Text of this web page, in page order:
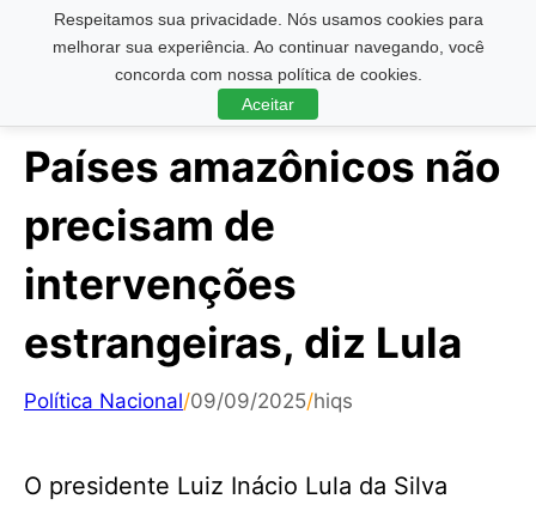
Respeitamos sua privacidade. Nós usamos cookies para
melhorar sua experiência. Ao continuar navegando, você
concorda com nossa política de cookies.
Aceitar
Pesquisar ...
Países amazônicos não
precisam de
intervenções
estrangeiras, diz Lula
Política Nacional/09/09/2025/hiqs
O presidente Luiz Inácio Lula da Silva